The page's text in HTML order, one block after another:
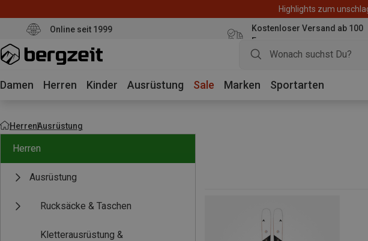
Highlights zum
Online seit 1999
Kostenloser Versand ab 100
Euro
Damen Herren Kinder Ausrüstung Sale Marken Sportarten
HerrenAusrüstung
Herren
Ausrüstung
Rucksäcke & Taschen
Kletterausrüstung &